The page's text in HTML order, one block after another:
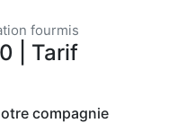
fourmis
| Tarif
compagnie